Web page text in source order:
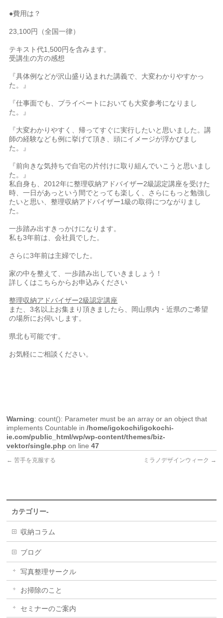
●費用は？
23,100円（全国一律）
テキスト代1,500円を含みます。
受講生の方の感想
『具体例などが沢山盛り込まれた講義で、大変わかりやすかっ
た。』
『仕事面でも、プライベートにおいても大変参考になりまし
た。』
『大変わかりやすく、帰ってすぐに実行したいと思いました。講
師の経験なども例に挙げて頂き、頭にイメージが浮かびまし
た。』
『前向きな気持ちで自宅の片付けに取り組んでいこうと思いまし
た。』
私自身も、2012年に整理収納アドバイザー2級認定講座を受けた
時、一日があっという間でとっても楽しく、さらにもっと勉強し
たいと思い、整理収納アドバイザー1級の取得につながりまし
た。
一歩踏み出すきっかけになります。
私も3年前は、会社員でした。
さらに3年前は主婦でした。
家の中を整えて、一歩踏み出していきましょう！
詳しくはこちらからお申込みください
整理収納アドバイザー2級認定講座
また、3名以上お集まり頂きましたら、岡山県内・近県のご希望
の場所にお伺いします。
県北も可能です。
お気軽にご相談ください。
Warning: count(): Parameter must be an array or an object that
implements Countable in/home/igokochi/igokochi-
ie.com/public_html/wp/wp-content/themes/biz-
vektor/single.php on line47
← 苦手を克服する ミラノデザインウィーク →
カテゴリー-
収納コラム
ブログ
写真整理サークル
お掃除のこと
セミナーのご案内